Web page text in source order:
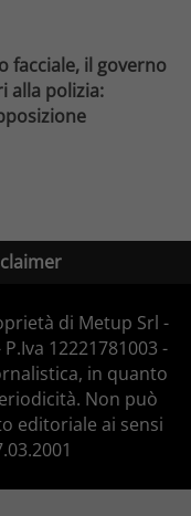
facciale, il governo
alla polizia:
di Metup Srl -
12221781003 -
in quanto
Non può
editoriale ai sensi